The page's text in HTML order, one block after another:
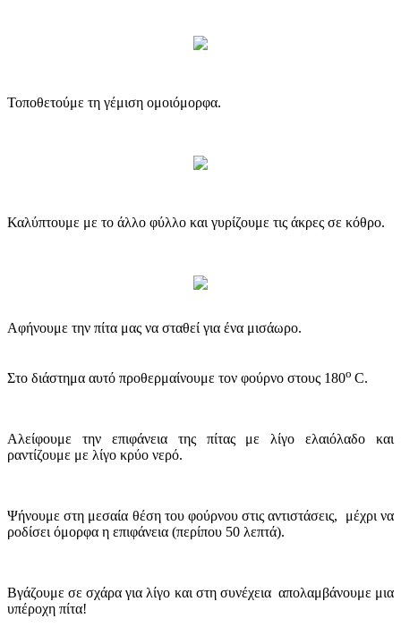
Τοποθετούμε τη γέμιση ομοιόμορφα.
Καλύπτουμε με το άλλο φύλλο και γυρίζουμε τις άκρες σε κόθρο.
Αφήνουμε την πίτα μας να σταθεί για ένα μισάωρο.
Στο διάστημα αυτό προθερμαίνουμε τον φούρνο στους 180o C.
Αλείφουμε την επιφάνεια της πίτας με λίγο ελαιόλαδο και
ραντίζουμε με λίγο κρύο νερό.
Ψήνουμε στη μεσαία θέση του φούρνου στις αντιστάσεις, μέχρι να
ροδίσει όμορφα η επιφάνεια (περίπου 50 λεπτά).
Βγάζουμε σε σχάρα για λίγο και στη συνέχεια απολαμβάνουμε μια
υπέροχη πίτα!